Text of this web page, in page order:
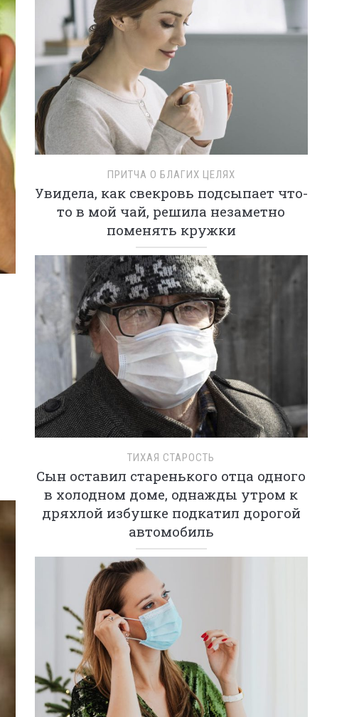
ПРИТЧА О БЛАГИХ ЦЕЛЯХ
Увидела, как свекровь подсыпает что-
то в мой чай, решила незаметно
поменять кружки
ТИХАЯ СТАРОСТЬ
Сын оставил старенького отца одного
в холодном доме, однажды утром к
дряхлой избушке подкатил дорогой
автомобиль